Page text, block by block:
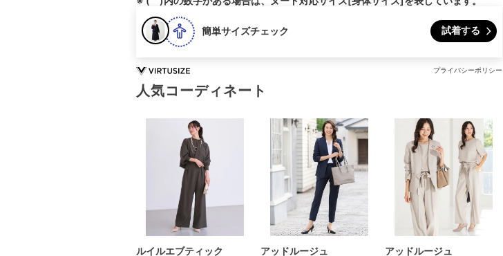
簡単サイズチェック 試着する
プライバシーポリシー
人気コーディネート
ルイルエブティック アッドルージュ アッドルージュ